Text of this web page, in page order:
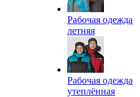
Рабочая одежда
летняя
Рабочая одежда
утеплённая